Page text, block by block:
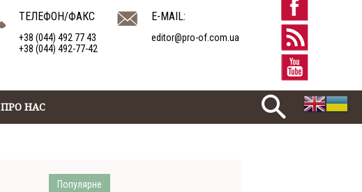
ТЕЛЕФОН/ФАКС
+38 (044) 492 77 43
+38 (044) 492-77-42
E-MAIL:
editor@pro-of.com.ua
ПРО НАС
Популярне